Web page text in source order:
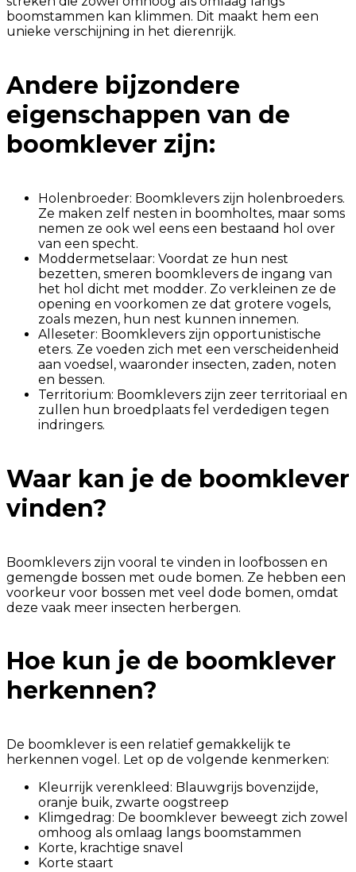
boomstammen kan klimmen. Dit maakt hem een
unieke verschijning in het dierenrijk.
Andere bijzondere
eigenschappen van de
boomklever zijn:
Holenbroeder: Boomklevers zijn holenbroeders.
Ze maken zelf nesten in boomholtes, maar soms
nemen ze ook wel eens een bestaand hol over
van een specht.
Moddermetselaar: Voordat ze hun nest
bezetten, smeren boomklevers de ingang van
het hol dicht met modder. Zo verkleinen ze de
opening en voorkomen ze dat grotere vogels,
zoals mezen, hun nest kunnen innemen.
Alleseter: Boomklevers zijn opportunistische
eters. Ze voeden zich met een verscheidenheid
aan voedsel, waaronder insecten, zaden, noten
en bessen.
Territorium: Boomklevers zijn zeer territoriaal en
zullen hun broedplaats fel verdedigen tegen
indringers.
Waar kan je de boomklever
vinden?
Boomklevers zijn vooral te vinden in loofbossen en
gemengde bossen met oude bomen. Ze hebben een
voorkeur voor bossen met veel dode bomen, omdat
deze vaak meer insecten herbergen.
Hoe kun je de boomklever
herkennen?
De boomklever is een relatief gemakkelijk te
herkennen vogel. Let op de volgende kenmerken:
Kleurrijk verenkleed: Blauwgrijs bovenzijde,
oranje buik, zwarte oogstreep
Klimgedrag: De boomklever beweegt zich zowel
omhoog als omlaag langs boomstammen
Korte, krachtige snavel
Korte staart